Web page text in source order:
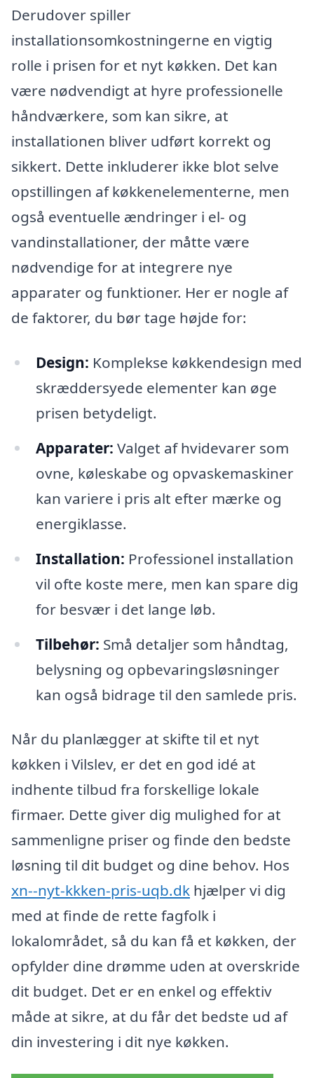
Derudover spiller
installationsomkostningerne en vigtig
rolle i prisen for et nyt køkken. Det kan
være nødvendigt at hyre professionelle
håndværkere, som kan sikre, at
installationen bliver udført korrekt og
sikkert. Dette inkluderer ikke blot selve
opstillingen af køkkenelementerne, men
også eventuelle ændringer i el- og
vandinstallationer, der måtte være
nødvendige for at integrere nye
apparater og funktioner. Her er nogle af
de faktorer, du bør tage højde for:
Design: Komplekse køkkendesign med
skræddersyede elementer kan øge
prisen betydeligt.
Apparater: Valget af hvidevarer som
ovne, køleskabe og opvaskemaskiner
kan variere i pris alt efter mærke og
energiklasse.
Installation: Professionel installation
vil ofte koste mere, men kan spare dig
for besvær i det lange løb.
Tilbehør: Små detaljer som håndtag,
belysning og opbevaringsløsninger
kan også bidrage til den samlede pris.
Når du planlægger at skifte til et nyt
køkken i Vilslev, er det en god idé at
indhente tilbud fra forskellige lokale
firmaer. Dette giver dig mulighed for at
sammenligne priser og finde den bedste
løsning til dit budget og dine behov. Hos
xn--nyt-kkken-pris-uqb.dk hjælper vi dig
med at finde de rette fagfolk i
lokalområdet, så du kan få et køkken, der
opfylder dine drømme uden at overskride
dit budget. Det er en enkel og effektiv
måde at sikre, at du får det bedste ud af
din investering i dit nye køkken.